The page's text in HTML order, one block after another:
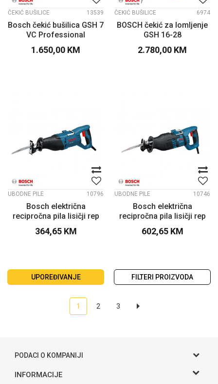
ČEKIĆ BUŠILICE 13539
Bosch čekić bušilica GSH 7
VC Professional
1.650,00 KM
ČEKIĆ BUŠILICE 6974
BOSCH čekić za lomljenje
GSH 16-28
2.780,00 KM
UBODNE PILE 10796
Bosch električna
recipročna pila lisičji rep
GSA 1100 E
364,65 KM
UBODNE PILE 10746
Bosch električna
recipročna pila lisičji rep
GSA 1300 PCE
602,65 KM
UPOREĐIVANJE FILTERI PROIZVODA
1 2 3
PODACI O KOMPANIJI
Gama S doo
INFORMACIJE